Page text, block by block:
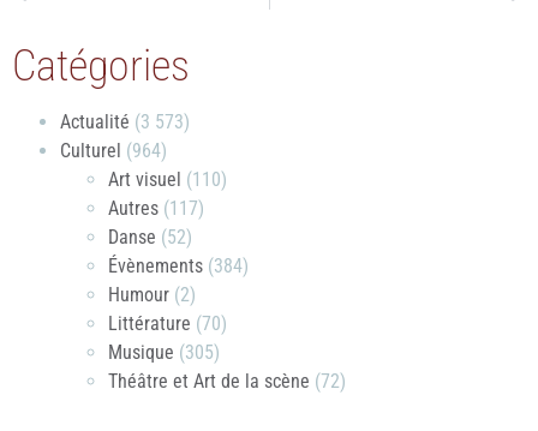
Catégories
Actualité (3 573)
Culturel (964)
Art visuel (110)
Autres (117)
Danse (52)
Évènements (384)
Humour (2)
Littérature (70)
Musique (305)
Théâtre et Art de la scène (72)